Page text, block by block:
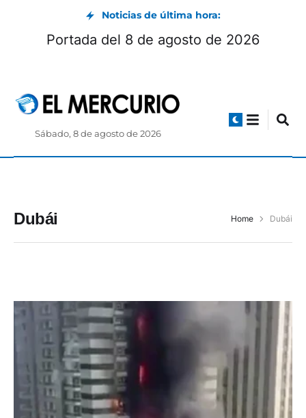
Noticias de última hora:
Portada del 8 de agosto de 2026
Sábado, 8 de agosto de 2026
Dubái Home Dubái